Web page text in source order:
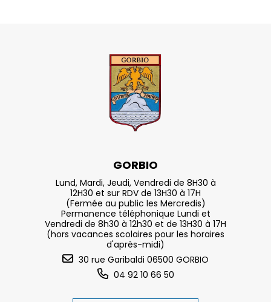
GORBIO
Lund, Mardi, Jeudi, Vendredi de 8H30 à
12H30 et sur RDV de 13H30 à 17H
(Fermée au public les Mercredis)
Permanence téléphonique Lundi et
Vendredi de 8h30 à 12h30 et de 13H30 à 17H
(hors vacances scolaires pour les horaires
d'après-midi)
30 rue Garibaldi 06500 GORBIO
04 92 10 66 50